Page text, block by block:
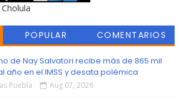
POPULAR COMENTARIOS
de Nay Salvatori recibe más de 865 mil
año en el IMSS y desata polémica
Puebla Aug 07, 2026